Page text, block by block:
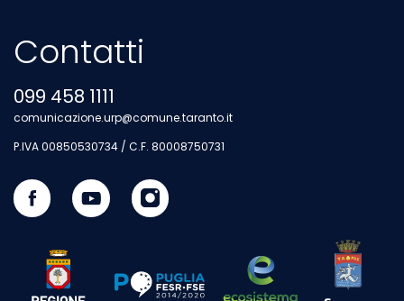
Contatti
099 458 1111
comunicazione.urp@comune.taranto.it
P.IVA 00850530734 / C.F. 80008750731
Seguici su Facebook
Sito esterno - Apertura in nuova scheda
Visita il nostro canale Youtube
Sito esterno - Apertura in nuova scheda
Seguici su Instagram
Sito esterno - Apertura in nuova
Sito esterno - Apertura in nuova scheda
Sito esterno - Apertura in nuova scheda
Sito